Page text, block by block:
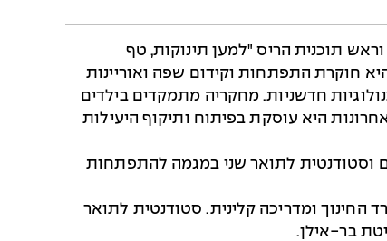
תוכנית הריס "למען תינוקות, טף
חוקרת התפתחות וקידום שפה ואוריינות
חדשניות. מחקריה מתמקדים בילדים
היא עוסקת בפיתוח ותיקוף היעילות
וסטודנטית לתואר שני במגמה להתפתחות
החינוך ומדריכה קלינית. סטודנטית לתואר
בר-אילן.